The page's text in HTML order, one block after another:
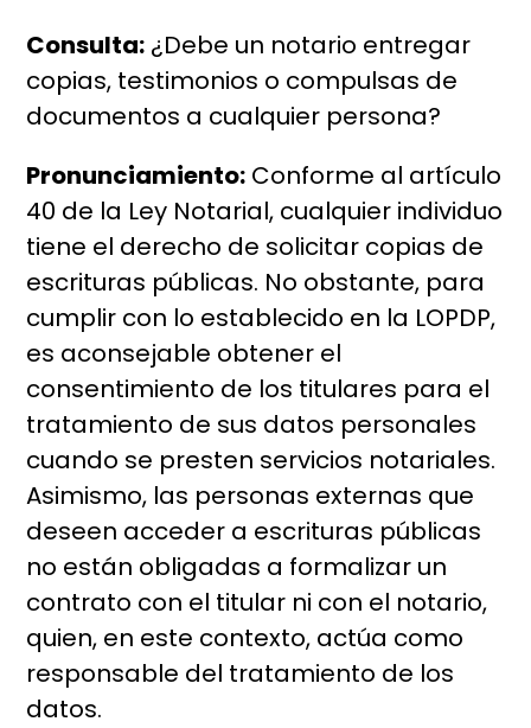
Consulta: ¿Debe un notario entregar
copias, testimonios o compulsas de
documentos a cualquier persona?
Pronunciamiento: Conforme al artículo
40 de la Ley Notarial, cualquier individuo
tiene el derecho de solicitar copias de
escrituras públicas. No obstante, para
cumplir con lo establecido en la LOPDP,
es aconsejable obtener el
consentimiento de los titulares para el
tratamiento de sus datos personales
cuando se presten servicios notariales.
Asimismo, las personas externas que
deseen acceder a escrituras públicas
no están obligadas a formalizar un
contrato con el titular ni con el notario,
quien, en este contexto, actúa como
responsable del tratamiento de los
datos.